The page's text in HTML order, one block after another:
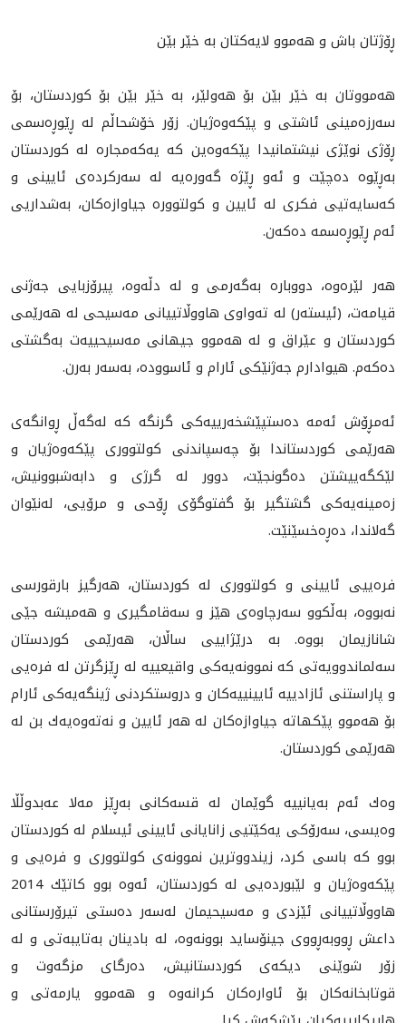
ڕۆژتان باش و هەموو لایەكتان بە خێر بێن
هه‌مووتان به‌ خێر بێن بۆ هه‌ولێر، بە خێر بێن بۆ كوردستان، بۆ
سه‌رزه‌مينى ئاشتی و پێکەوەژیان. زۆر خۆشحاڵم لە ڕێوڕه‌سمى
ڕۆژی نوێژی نیشتمانیدا پێكه‌وه‌ين كه‌ يه‌كه‌مجاره‌ له‌ کوردستان
به‌ڕێوه‌ ده‌چێت و ئه‌و ڕێژه‌ گه‌وره‌يه‌ له‌ سەرکردەى ئايينى و
کەسایەتيی فکرى لە ئایین و کولتوورە جياوازه‌كان، به‌شداريى
ئەم ڕێوڕه‌سمه‌ ده‌كه‌ن.
هه‌ر لێره‌وه‌، دووباره‌ به‌گه‌رمى و له‌ دڵه‌وه‌، پيرۆزبايى جه‌ژنى
قيامه‌ت، (ئيسته‌ر) له‌ ته‌واوى هاووڵاتييانى مه‌سيحی له‌ هه‌رێمى
كوردستان و عێراق و له‌ هه‌موو جيهانى مه‌سيحییەت به‌گشتى
ده‌كه‌م. هيوادارم جه‌ژنێكى ئارام و ئاسووده‌، به‌سه‌ر به‌رن.
ئەمڕۆش ئه‌مه‌ دەستپێشخەرییەکی گرنگه‌ کە لەگەڵ ڕوانگه‌ى
هەرێمی کوردستاندا بۆ چەسپاندنی کولتووری پێکەوەژیان و
لێكگەییشتن دەگونجێت، دوور لە گرژی و دابەشبوونيش،
زه‌مينه‌يه‌كى گشتگیر بۆ گفتوگۆی ڕۆحی و مرۆیی، لەنێوان
گەلاندا، ده‌ڕه‌خسێنێت.
فرەیيی ئایینی و کولتووری لە کوردستان، هەرگیز بارقورسى
نەبووە، بەڵکوو سەرچاوەی هێز و سەقامگیری و هه‌ميشه‌ جێى
شانازيمان بووه‌. به‌ درێژاييى ساڵان، هەرێمى كوردستان
سەلماندوویەتی کە نموونەیەکی واقیعییە لە ڕێزگرتن لە فرەیی
و پاراستنی ئازادییە ئایینیيەکان و دروستکردنی ژینگەیەکی ئارام
بۆ هه‌موو پێکهاتە جیاوازەکان له‌ هه‌ر ئايين و نه‌ته‌وه‌يه‌ك بن لە
هەرێمی كوردستان.
وه‌ك ئه‌م به‌يانييه‌ گوێمان لە قسەكانی به‌ڕێز مه‌لا عه‌بدوڵڵا
وه‌يسى، سه‌رۆكى يه‌كێتيى زانايانى ئايينى ئيسلام له‌ كوردستان
بوو كە باسى كرد، زيندووترين نموونه‌ى كولتوورى و فره‌يى و
پێكه‌وه‌ژيان و لێبورده‌يى له‌ كوردستان، ئه‌وه‌ بوو كاتێك 2014
هاووڵاتييانى ئێزدی و مەسیحیمان له‌سه‌ر ده‌ستى تيرۆرستانى
داعش ڕووبه‌ڕووى جينۆسايد بوونه‌وه‌، له‌ بادينان به‌تايبه‌تى و له‌
زۆر شوێنى ديكه‌ى كوردستانيش، ده‌رگاى مزگه‌وت و
قوتابخانه‌كان بۆ ئاواره‌كان كرانه‌وه‌ و هه‌موو يارمه‌تى و